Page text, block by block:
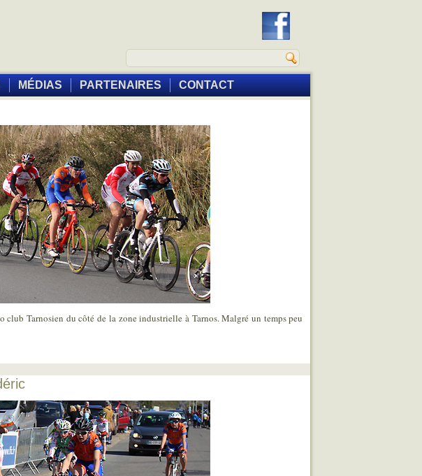
MÉDIAS PARTENAIRES CONTACT
Tarnosien du côté de la zone industrielle à Tarnos. Malgré un temps peu